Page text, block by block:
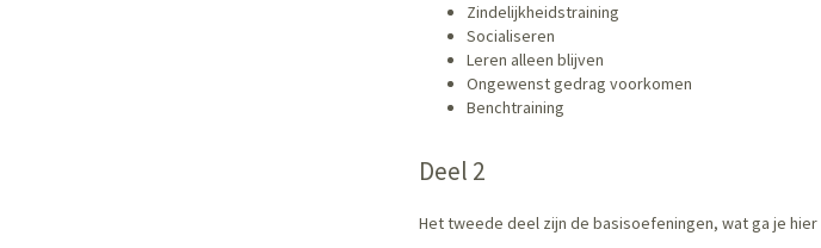
Zindelijkheidstraining
Socialiseren
Leren alleen blijven
Ongewenst gedrag voorkomen
Benchtraining
Deel 2
Het tweede deel zijn de basisoefeningen, wat ga je hier